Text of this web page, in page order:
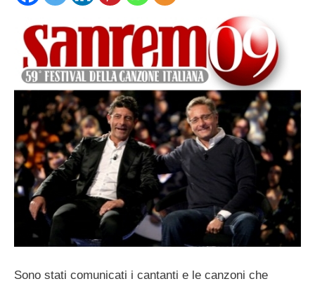
Sono stati comunicati i cantanti e le canzoni che